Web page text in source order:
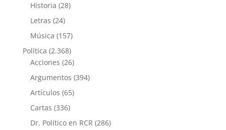
Historia (28)
Letras (24)
Música (157)
Política (2.368)
Acciones (26)
Argumentos (394)
Artículos (65)
Cartas (336)
Dr. Político en RCR (286)